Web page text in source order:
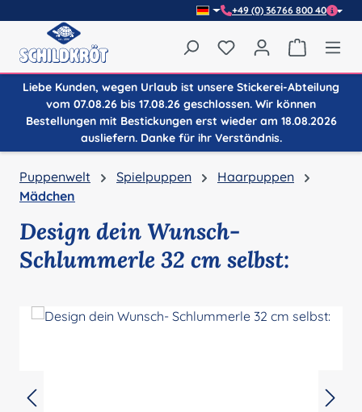
+49 (0) 36766 800 40
Du hast 0 Produkte
Liebe Kunden, wegen Urlaub ist unsere Stickerei-Abteilung
vom 07.08.26 bis 17.08.26 geschlossen. Wir können
Bestellungen mit Bestickungen erst wieder am 18.08.2026
ausliefern. Danke für ihr Verständnis.
Puppenwelt Spielpuppen
Haarpuppen
Mädchen
Design dein Wunsch-
Schlummerle 32 cm selbst: